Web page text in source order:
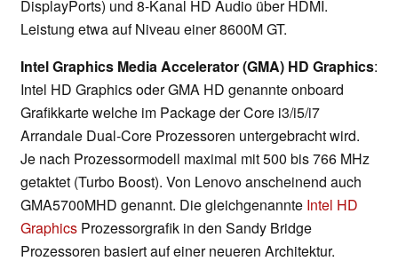
DisplayPorts) und 8-Kanal HD Audio über HDMI.
Leistung etwa auf Niveau einer 8600M GT.
Intel Graphics Media Accelerator (GMA) HD Graphics:
Intel HD Graphics oder GMA HD genannte onboard
Grafikkarte welche im Package der Core i3/i5/i7
Arrandale Dual-Core Prozessoren untergebracht wird.
Je nach Prozessormodell maximal mit 500 bis 766 MHz
getaktet (Turbo Boost). Von Lenovo anscheinend auch
GMA5700MHD genannt. Die gleichgenannte Intel HD
Graphics Prozessorgrafik in den Sandy Bridge
Prozessoren basiert auf einer neueren Architektur.